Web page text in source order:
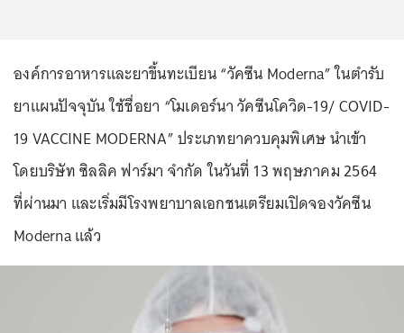
องค์การอาหารและยาขึ้นทะเบียน “วัคซีน Moderna” ในตำรับ
ยาแผนปัจจุบัน ใช้ชื่อยา “โมเดอร์นา วัคซีนโควิด-19/ COVID-
19 VACCINE MODERNA” ประเภทยาควบคุมพิเศษ นำเข้า
โดยบริษัท ซิลลิค ฟาร์มา จำกัด ในวันที่ 13 พฤษภาคม 2564
ที่ผ่านมา และเริ่มมีโรงพยาบาลเอกชนเตรียมเปิดจองวัคซีน
Moderna แล้ว